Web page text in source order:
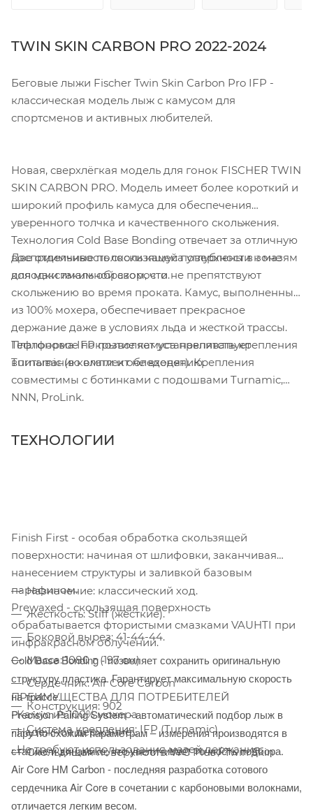
TWIN SKIN CARBON PRO 2022-2024
Беговые лыжи Fischer Twin Skin Carbon Pro IFP -
классическая модель лыж с камусом для
спортсменов и активных любителей.
Новая, сверхлёгкая модель для гонок FISCHER TWIN
SKIN CARBON PRO. Модель имеет более короткий и
широкий профиль камуса для обеспечения
уверенного толчка и качественного скольжения.
Технология Cold Base Bonding отвечает за отличную
восприимчивость скользящей поверхности к мазям
для максимальной скорости.
Две отдельные полоски камуса углублены в зоне
колодки таким образом, что не препятствуют
скольжению во время проката. Камус, выполненный
из 100% мохера, обеспечивает прекрасное
держание даже в условиях льда и жесткой трассы.
Тефлоновое покрытие камуса препятствует
впитыванию влаги и обледенению.
Платформа IFP позволяет устанавливать крепления
Turnamic (в комплект не входят). Крепления
совместимы с ботинками с подошвами Turnamic,
NNN, ProLink.
ТЕХНОЛОГИИ
Finish First - особая обработка скользящей
поверхности: начиная от шлифовки, заканчивая
нанесением структуры и заливкой базовым
парафином.
Prewaxed - скользящая поверхность
обрабатывается фтористыми смазками VAUHTI при
инфракрасном облучении.
Cold Base Bonding - позволяет сохранить оригинальную
структуру пластика. Гарантирует максимальную скорость
на трассе.
Precision Pairing System - автоматический подбор лыж в
пару по схожим параметрам – измерения производятся в
статике и динамике, что увеличивает точность подбора.
Air Core HM Carbon - последняя разработка сотового
сердечника Air Core в сочетании с карбоновыми волокнами,
отличается легким весом.
Назначение: классический ход.
Жесткость: Stiff (жесткие).
Боковой вырез: 41-44-44.
Масса: 1080 г (197 см)
Сердечник: Air Core Carbon
Конструкция: 902
Система крепления: IFP (Turnamic)
Скользящая поверхность: WC Plus / Twin Skin
ПРЕИМУЩЕСТВА ДЛЯ ПОТРЕБИТЕЛЕЙ
• Камус из 100% мохера
• Надежное держание
• Не требуют использования мазей держания